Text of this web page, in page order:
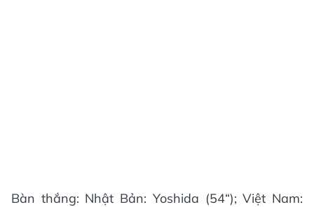
Bàn thắng: Nhật Bản: Yoshida (54“); Việt Nam: